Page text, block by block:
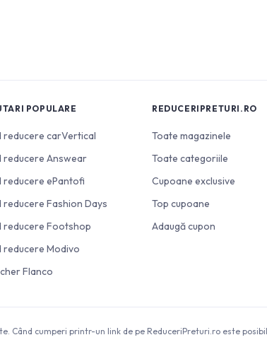
POPULARE
reducere carVertical
reducere Answear
reducere ePantofi
reducere Fashion Days
reducere Footshop
reducere Modivo
Flanco
REDUCERIPRETURI.RO
Toate magazinele
Toate categoriile
Cupoane exclusive
Top cupoane
Adaugă cupon
Când cumperi printr-un link de pe ReduceriPreturi.ro este